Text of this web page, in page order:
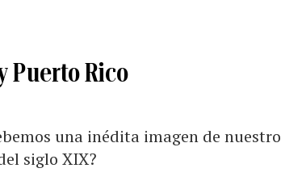
Puerto Rico
una inédita imagen de nuestro
siglo XIX?